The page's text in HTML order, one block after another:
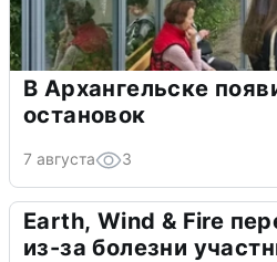
В Архангельске
остановок
7 августа 3
Earth, Wind & Fire
из-за болезни